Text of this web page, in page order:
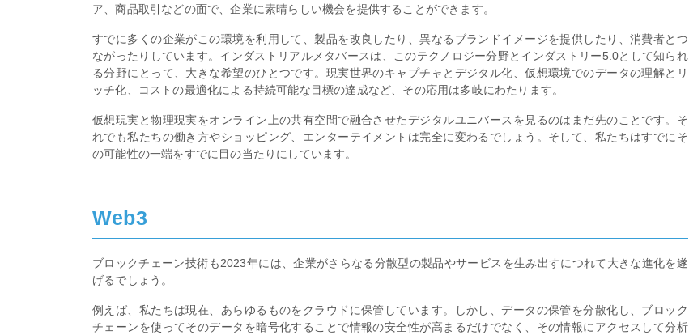
ア、商品取引などの面で、企業に素晴らしい機会を提供することができます。
すでに多くの企業がこの環境を利用して、製品を改良したり、異なるブランドイメージを提供したり、消費者とつ
ながったりしています。インダストリアルメタバースは、このテクノロジー分野とインダストリー5.0として知られ
る分野にとって、大きな希望のひとつです。現実世界のキャプチャとデジタル化、仮想環境でのデータの理解とリ
ッチ化、コストの最適化による持続可能な目標の達成など、その応用は多岐にわたります。
仮想現実と物理現実をオンライン上の共有空間で融合させたデジタルユニバースを見るのはまだ先のことです。そ
れでも私たちの働き方やショッピング、エンターテイメントは完全に変わるでしょう。そして、私たちはすでにそ
の可能性の一端をすでに目の当たりにしています。
Web3
ブロックチェーン技術も2023年には、企業がさらなる分散型の製品やサービスを生み出すにつれて大きな進化を遂
げるでしょう。
例えば、私たちは現在、あらゆるものをクラウドに保管しています。しかし、データの保管を分散化し、ブロック
チェーンを使ってそのデータを暗号化することで情報の安全性が高まるだけでなく、その情報にアクセスして分析